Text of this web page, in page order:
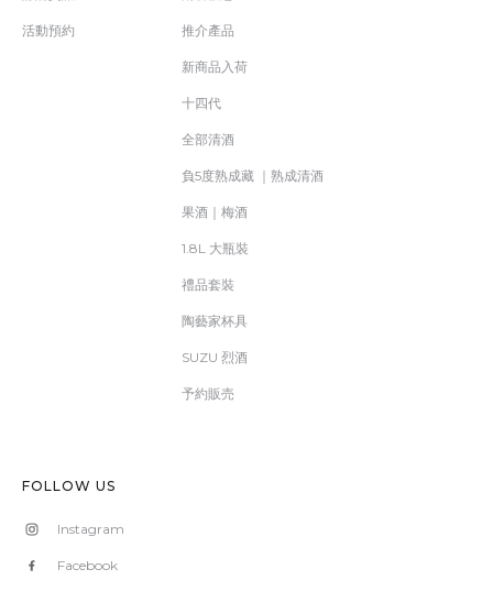
活動預約 推介產品
新商品入荷
十四代
全部清酒
負5度熟成藏 ｜熟成清酒
果酒｜梅酒
1.8L 大瓶裝
禮品套裝
陶藝家杯具
SUZU 烈酒
予約販売
FOLLOW US
Instagram
Facebook